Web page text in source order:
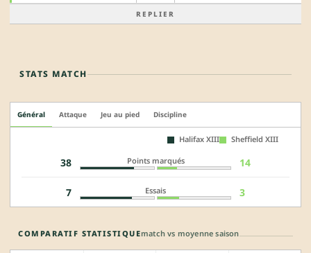
REPLIER
STATS MATCH
Général Attaque Jeu au pied Discipline
Halifax XIII Sheffield XIII
38 Points marqués 14
7 Essais 3
COMPARATIF STATISTIQUEmatch vs moyenne saison